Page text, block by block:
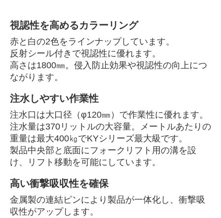
視認性を高めるカラーリング
赤と白の2色をラインナップしています。
反射シール付きで視認性に優れます。
高さは1800㎜。侵入防止効果や視認性の向上につ
ながります。
注水しやすい作業性
注水口は大口径（φ120㎜）で作業性に優れます。
注水量は370リットルの大容量。メートルあたりの
重量は最大400㎏でKYシリーズ最大級です。
製品中央部と底面にフォークリフト用の溝を設
け、リフト移動を可能にしています。
高い衝撃吸収性を確保
金属製の連結ピンにより製品が一体化し、衝撃吸
収性がアップします。